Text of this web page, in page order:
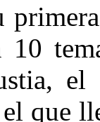
10
el que